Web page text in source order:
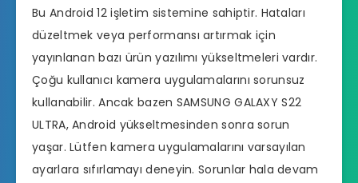
Bu Android 12 işletim sistemine sahiptir. Hataları
düzeltmek veya performansı artırmak için
yayınlanan bazı ürün yazılımı yükseltmeleri vardır.
Çoğu kullanıcı kamera uygulamalarını sorunsuz
kullanabilir. Ancak bazen SAMSUNG GALAXY S22
ULTRA, Android yükseltmesinden sonra sorun
yaşar. Lütfen kamera uygulamalarını varsayılan
ayarlara sıfırlamayı deneyin. Sorunlar hala devam